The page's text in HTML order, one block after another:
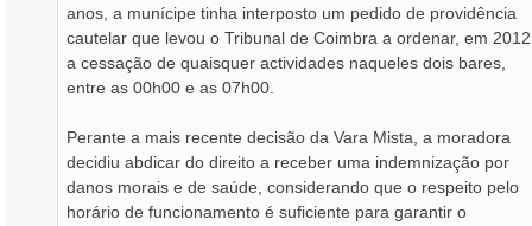
anos, a munícipe tinha interposto um pedido de providência
cautelar que levou o Tribunal de Coimbra a ordenar, em
a cessação de quaisquer actividades naqueles dois bares,
entre as 00h00 e as 07h00.
Perante a mais recente decisão da Vara Mista, a moradora
decidiu abdicar do direito a receber uma indemnização por
danos morais e de saúde, considerando que o respeito pelo
horário de funcionamento é suficiente para garantir o